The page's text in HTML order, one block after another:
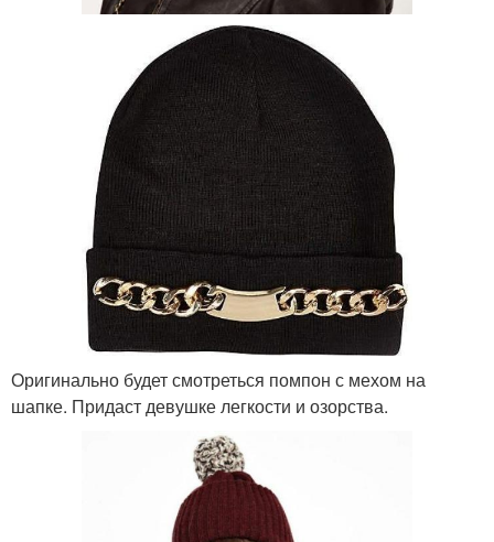
Оригинально будет смотреться помпон с мехом на
шапке. Придаст девушке легкости и озорства.